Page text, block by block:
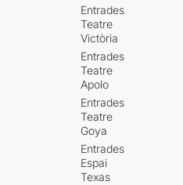
Entrades
Teatre
Victòria
Entrades
Teatre
Apolo
Entrades
Teatre
Goya
Entrades
Espai
Texas